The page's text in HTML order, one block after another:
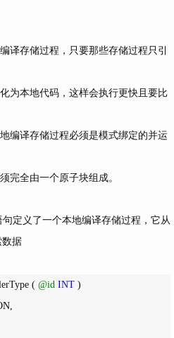
译存储过程，只要那些存储过程只引
为本地代码，这样会执行更快且要比
编译存储过程必须是模式绑定的并运
完全由一个原子块组成。
句定义了一个本地编译存储过程，它从
数据
( @id INT )